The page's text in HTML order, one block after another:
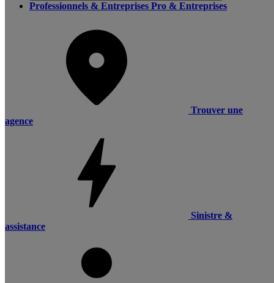
Professionnels & Entreprises Pro & Entreprises
Trouver une
agence
Sinistre &
assistance